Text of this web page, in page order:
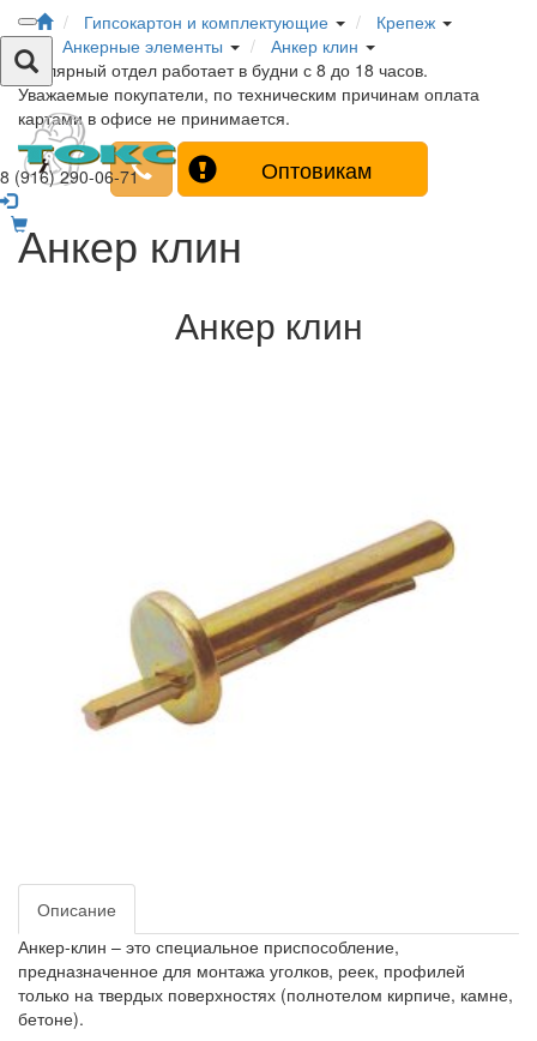
8 (916) 290-06-71
Гипсокартон и комплектующие
Крепеж
Анкерные элементы
Анкер клин
Столярный отдел работает в будни с 8 до 18 часов.
Уважаемые покупатели, по техническим причинам оплата
картами в офисе не принимается.
Оптовикам
Анкер клин
Анкер клин
Описание
Анкер-клин – это специальное приспособление,
предназначенное для монтажа уголков, реек, профилей
только на твердых поверхностях (полнотелом кирпиче, камне,
бетоне).